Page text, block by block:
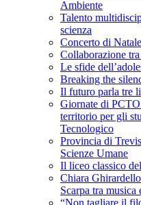
Ambiente
Talento
scienza
Concerto di
Collaborazione
Le sfide
Breaking the
Il futuro parla tre
Giornate di
territorio per gli
Tecnologico
Provincia di
Scienze Umane
Il liceo classico
Chiara
Scarpa tra musica